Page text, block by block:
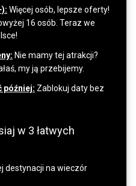
Więcej osób, lepsze oferty!
16 osób. Teraz we
Nie mamy tej atrakcji?
my ją przebijemy.
później: Zablokuj daty bez
w 3 łatwych
destynacji na wieczór